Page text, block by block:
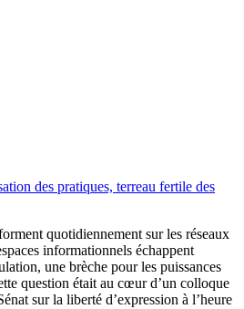
des pratiques, terreau fertile des
quotidiennement sur les réseaux
informationnels échappent
une brèche pour les puissances
question était au cœur d’un colloque
sur la liberté d’expression à l’heure